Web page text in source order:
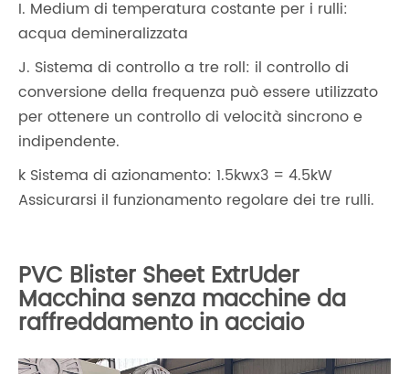
I. Medium di temperatura costante per i rulli:
acqua demineralizzata
J. Sistema di controllo a tre roll: il controllo di
conversione della frequenza può essere utilizzato
per ottenere un controllo di velocità sincrono e
indipendente.
k Sistema di azionamento: 1.5kwx3 = 4.5kW
Assicurarsi il funzionamento regolare dei tre rulli.
PVC Blister Sheet ExtrUder
Macchina senza macchine da
raffreddamento in acciaio